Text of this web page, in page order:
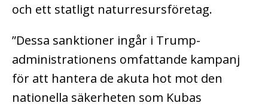
och ett statligt naturresursföretag.
”Dessa sanktioner ingår i Trump-
administrationens omfattande kampanj
för att hantera de akuta hot mot den
nationella säkerheten som Kubas